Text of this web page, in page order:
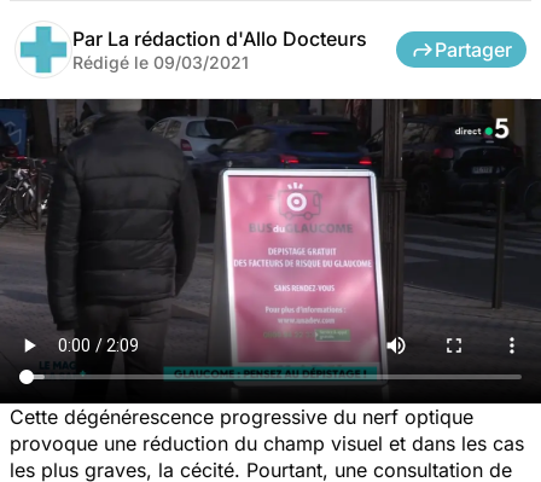
Par La rédaction d'Allo Docteurs
Rédigé le 09/03/2021
Partager
Cette dégénérescence progressive du nerf optique
provoque une réduction du champ visuel et dans les cas
les plus graves, la cécité. Pourtant, une consultation de